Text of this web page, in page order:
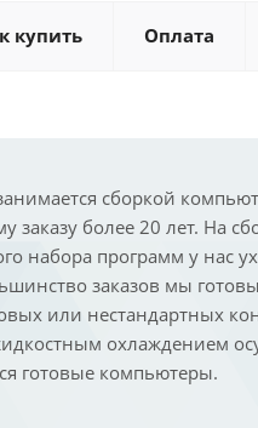
купить Оплата
сборкой
заказу более 20 лет. На
набора программ у нас
заказов мы
или нестандартных
охлаждением
готовые компьютеры.